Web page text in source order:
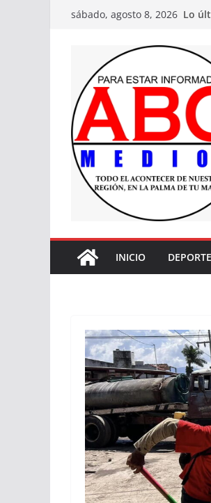
Saltarsábado, agosto 8, 2026 Lo
INICIO